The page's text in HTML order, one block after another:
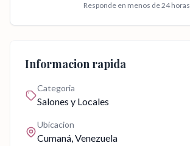
Responde en menos de 24 horas
Informacion rapida
Categoria
Salones y Locales
Ubicacion
Cumaná, Venezuela